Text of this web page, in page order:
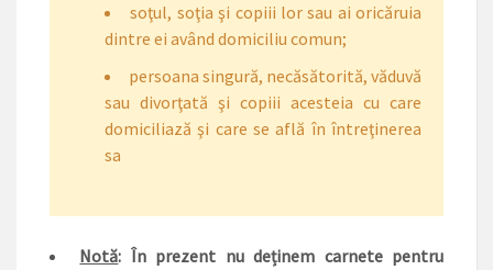
soţul, soţia şi copiii lor sau ai oricăruia
dintre ei având domiciliu comun;
persoana singură, necăsătorită, văduvă
sau divorţată şi copiii acesteia cu care
domiciliază şi care se află în întreţinerea
sa
Notă: În prezent nu deținem carnete pentru